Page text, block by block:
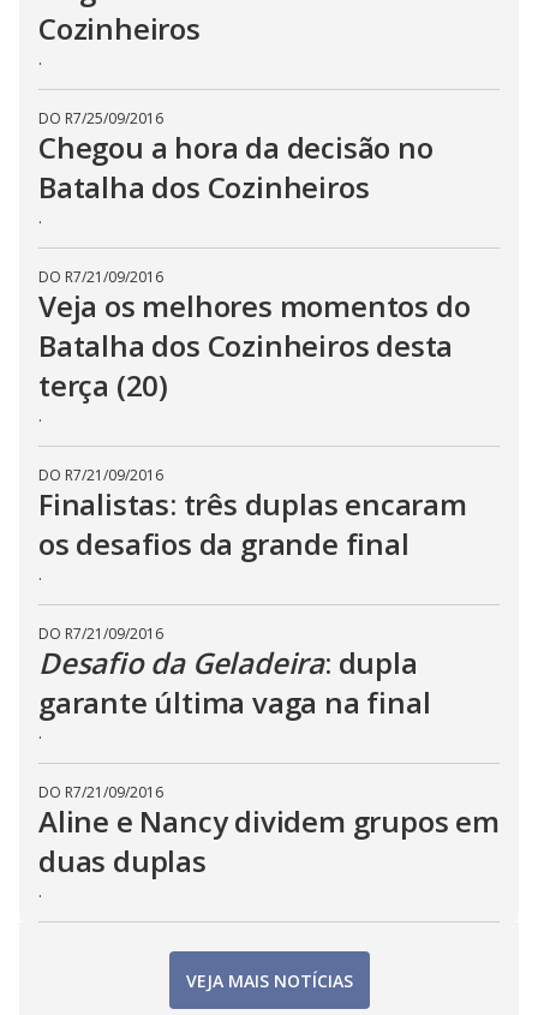
Cozinheiros
.
DO R7/25/09/2016
Chegou a hora da decisão no
Batalha dos Cozinheiros
.
DO R7/21/09/2016
Veja os melhores momentos do
Batalha dos Cozinheiros desta
terça (20)
.
DO R7/21/09/2016
Finalistas: três duplas encaram
os desafios da grande final
.
DO R7/21/09/2016
Desafio da Geladeira: dupla
garante última vaga na final
.
DO R7/21/09/2016
Aline e Nancy dividem grupos em
duas duplas
.
VEJA MAIS NOTÍCIAS